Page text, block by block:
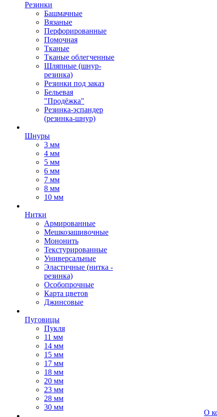
Резинки
Башмачные
Вязаные
Перфорированные
Помочная
Тканые
Тканые облегченные
Шляпные (шнур-
резинка)
Резинки под заказ
Бельевая
"Продёжка"
Резинка-эспандер
(резинка-шнур)
Шнуры
3 мм
4 мм
5 мм
6 мм
7 мм
8 мм
10 мм
Нитки
Армированные
Мешкозашивочные
Мононить
Текстурированные
Универсальные
Эластичные (нитка -
резинка)
Особопрочные
Карта цветов
Джинсовые
Пуговицы
Пукля
11 мм
14 мм
15 мм
17 мм
18 мм
20 мм
23 мм
28 мм
30 мм
О